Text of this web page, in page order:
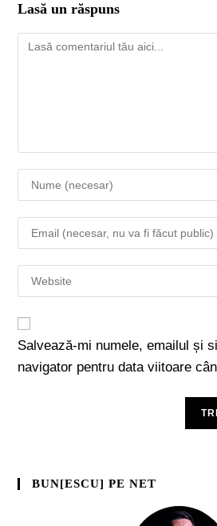
Lasă un răspuns
Salvează-mi numele, emailul și
navigator pentru data viitoare
BUN[ESCU] PE NET